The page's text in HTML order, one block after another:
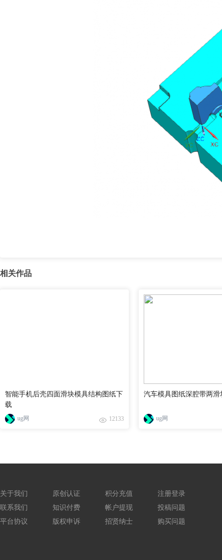
相关作品
智能手机后壳四面滑块模具结构图纸下
载
ug网 12133
汽车模具图纸深腔带两滑
ug网
关于我们
联系我们
平台协议
原创认证
知识付费
版权申诉
积分充值
帐户提现
招贤纳士
注册登录
投稿问题
购买问题